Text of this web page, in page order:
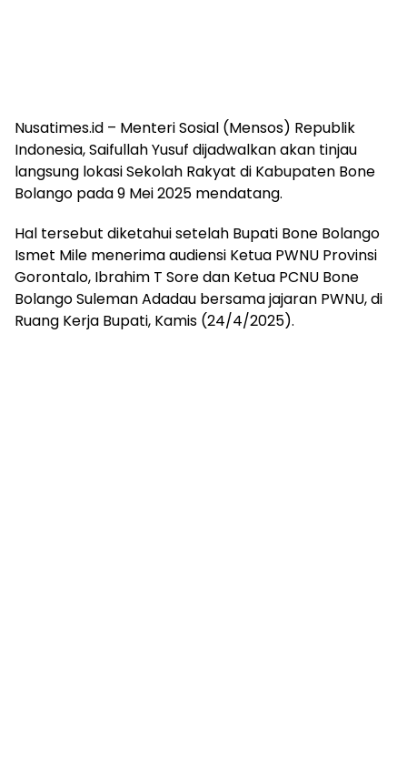
Nusatimes.id – Menteri Sosial (Mensos) Republik
Indonesia, Saifullah Yusuf dijadwalkan akan tinjau
langsung lokasi Sekolah Rakyat di Kabupaten Bone
Bolango pada 9 Mei 2025 mendatang.
Hal tersebut diketahui setelah Bupati Bone Bolango
Ismet Mile menerima audiensi Ketua PWNU Provinsi
Gorontalo, Ibrahim T Sore dan Ketua PCNU Bone
Bolango Suleman Adadau bersama jajaran PWNU, di
Ruang Kerja Bupati, Kamis (24/4/2025).